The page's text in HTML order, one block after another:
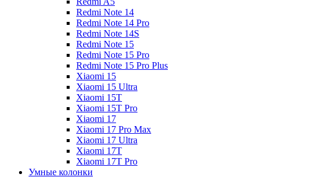
Redmi Note 14
Redmi Note 14 Pro
Redmi Note 14S
Redmi Note 15
Redmi Note 15 Pro
Redmi Note 15 Pro Plus
Xiaomi 15
Xiaomi 15 Ultra
Xiaomi 15T
Xiaomi 15T Pro
Xiaomi 17
Xiaomi 17 Pro Max
Xiaomi 17 Ultra
Xiaomi 17T
Xiaomi 17T Pro
Умные колонки